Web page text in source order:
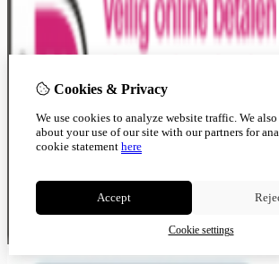
Cookies & Privacy
We use cookies to analyze website traffic. We
about your use of our site with our partners for
cookie statement here
Accept
Cookie settings